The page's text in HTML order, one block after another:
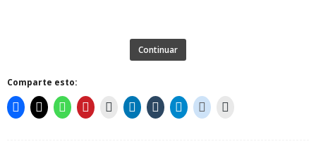
Continuar
Comparte esto: